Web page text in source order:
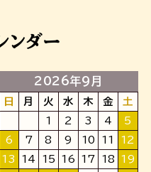
ンダー
2026年9月
日 月 火 水 木 金
土
1
2 3 4
5
6
7 8 9 10 11
12
13
14 15 16 17 18
19